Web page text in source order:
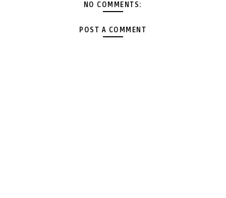
NO COMMENTS:
POST A COMMENT